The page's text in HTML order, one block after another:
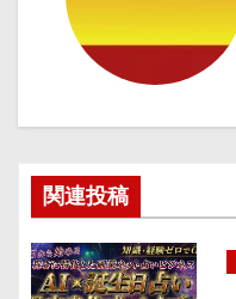
ゲ
シ
ョ
ン
関連投稿